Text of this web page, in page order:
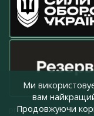
Ми
вам
Продовжуючи